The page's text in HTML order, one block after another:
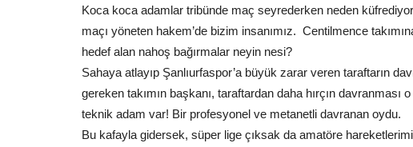
Koca koca adamlar tribünde maç seyrederken neden
maçı yöneten hakem’de bizim insanımız. Centilmence
hedef alan nahoş bağırmalar neyin nesi?
Sahaya atlayıp Şanlıurfaspor’a büyük zarar veren taraftarın
gereken takımın başkanı, taraftardan daha hırçın
teknik adam var! Bir profesyonel ve metanetli davranan oydu.
Bu kafayla gidersek, süper lige çıksak da amatöre